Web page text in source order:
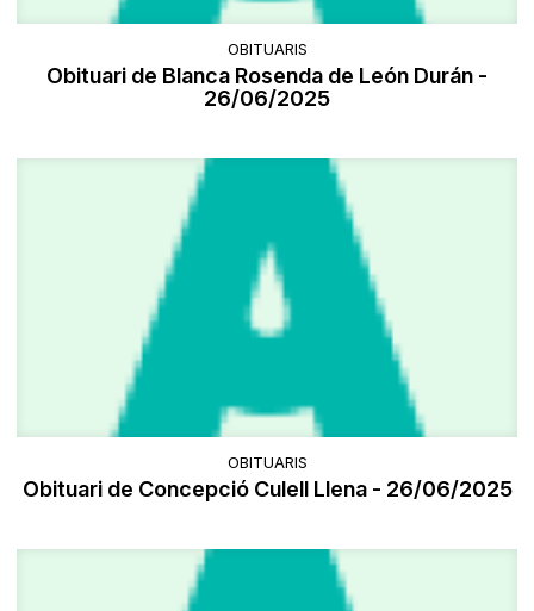
OBITUARIS
Obituari de Blanca Rosenda de León Durán -
26/06/2025
OBITUARIS
Obituari de Concepció Culell Llena - 26/06/2025